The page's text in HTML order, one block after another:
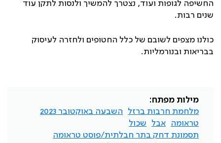
החשיפה לגופות ועוד, נצטרך להמשיך ולנסות לתקן עוד
שנים רבות.
כולנו מצפים לשובם של כלל החטופים ולחזרה לעיסוק
בבריאות ובנורמליות.
מילות מפתח:
מלחמת חרבות ברזל
השבעה באוקטובר 2023
טראומה
אבל
שכול
תסמונת דחק בתר חבלתית/פוסט טראומה